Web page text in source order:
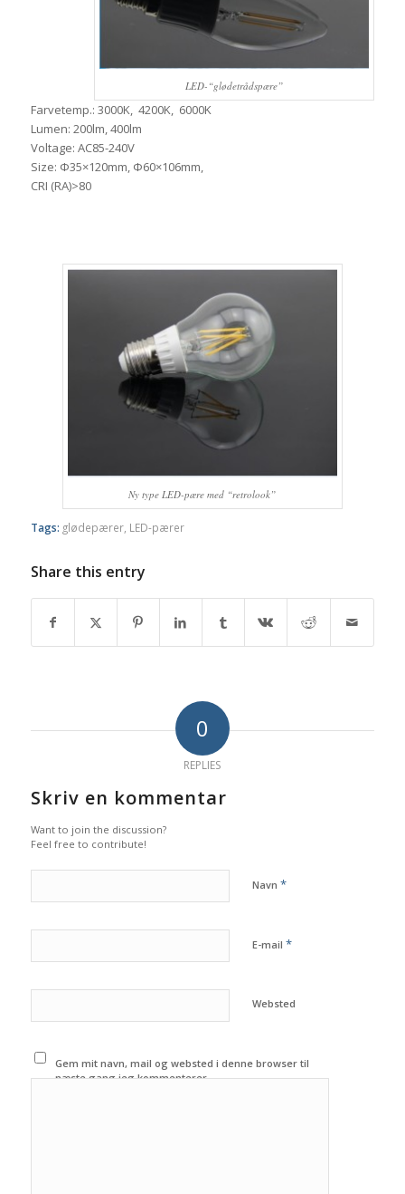
LED-“glødetrådspære”
Farvetemp.: 3000K, 4200K, 6000K
Lumen: 200lm, 400lm
Voltage: AC85-240V
Size: Φ35×120mm, Φ60×106mm,
CRI (RA)>80
Ny type LED-pære med “retrolook”
Tags: glødepærer, LED-pærer
Share this entry
0
REPLIES
Skriv en kommentar
Want to join the discussion?
Feel free to contribute!
Navn *
E-mail *
Websted
Gem mit navn, mail og websted i denne browser til
næste gang jeg kommenterer.